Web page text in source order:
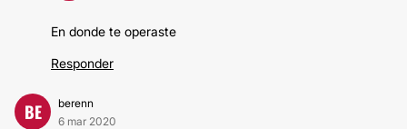
En donde te operaste
Responder
BE
berenn
6 mar 2020